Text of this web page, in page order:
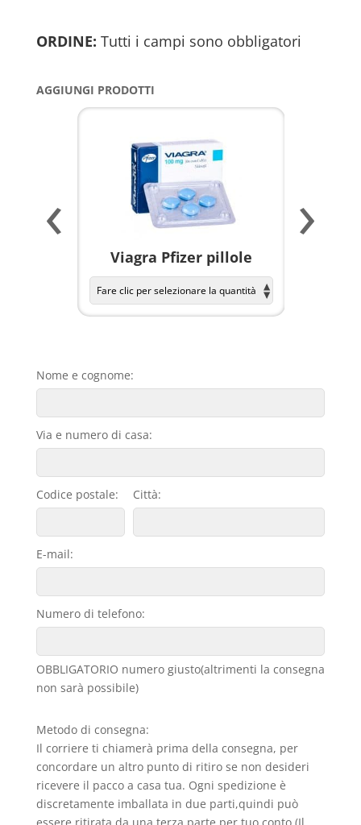
ORDINE: Tutti i campi sono obbligatori
AGGIUNGI PRODOTTI
Viagra Pfizer pillole
‹ ›
Nome e cognome:
Via e numero di casa:
Codice postale: Città:
E-mail:
Numero di telefono:
OBBLIGATORIO numero giusto(altrimenti la consegna
non sarà possibile)
Metodo di consegna:
Il corriere ti chiamerà prima della consegna, per
concordare un altro punto di ritiro se non desideri
ricevere il pacco a casa tua. Ogni spedizione è
discretamente imballata in due parti,quindi può